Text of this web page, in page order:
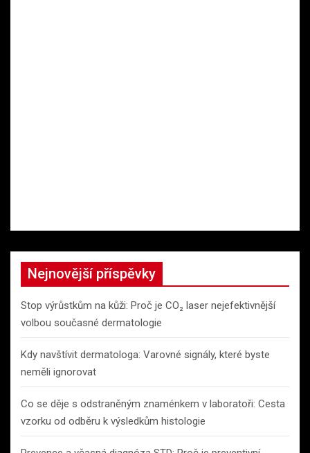
Nejnovější příspěvky
Stop výrůstkům na kůži: Proč je CO₂ laser nejefektivnější
volbou současné dermatologie
Kdy navštívit dermatologa: Varovné signály, které byste
neměli ignorovat
Co se děje s odstraněným znaménkem v laboratoři: Cesta
vzorku od odběru k výsledkům histologie